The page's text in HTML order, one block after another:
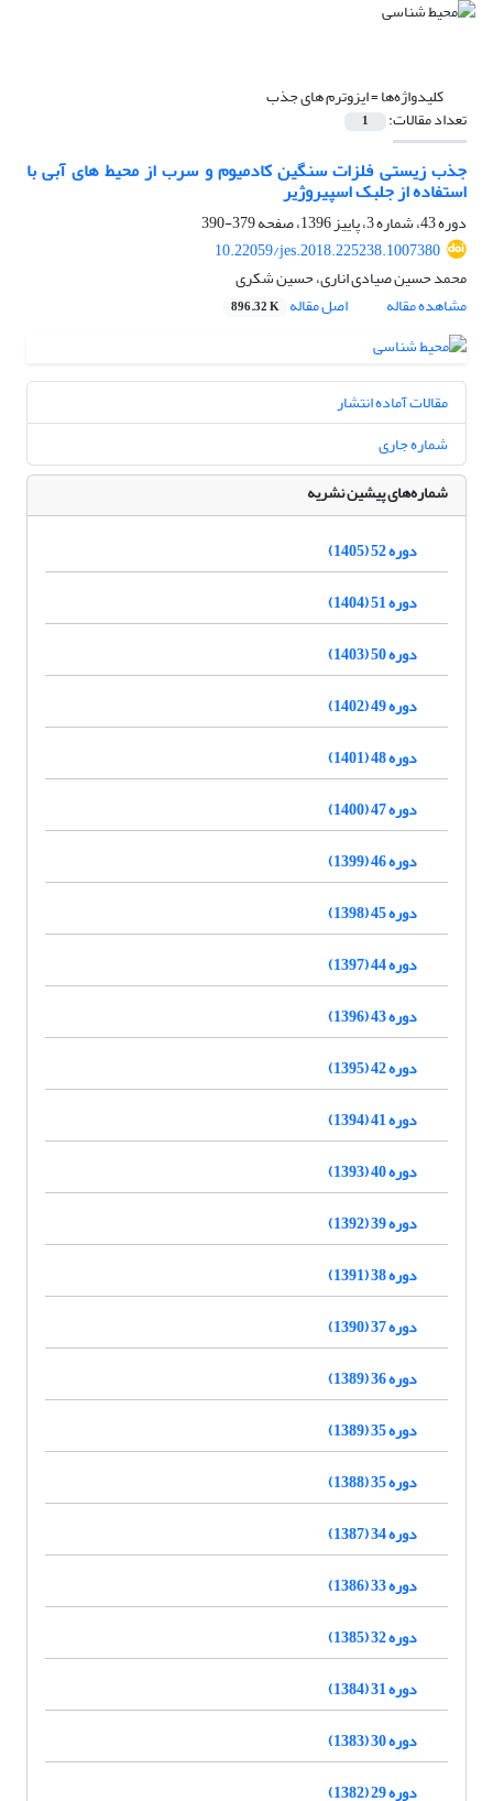
کلیدواژه‌ها =ایزوترم های جذب
تعداد مقالات: 1
جذب زیستی فلزات سنگین کادمیوم و سرب از محیط های آبی با
استفاده از جلبک اسپیروژیر
دوره 43، شماره 3، پاییز 1396، صفحه
379-390
10.22059/jes.2018.225238.1007380
محمد حسین صیادی اناری، حسین شکری
مشاهده مقاله
اصل مقاله 896.32 K
مقالات آماده انتشار
شماره جاری
شماره‌های پیشین نشریه
دوره 52 (1405)
دوره 51 (1404)
دوره 50 (1403)
دوره 49 (1402)
دوره 48 (1401)
دوره 47 (1400)
دوره 46 (1399)
دوره 45 (1398)
دوره 44 (1397)
دوره 43 (1396)
دوره 42 (1395)
دوره 41 (1394)
دوره 40 (1393)
دوره 39 (1392)
دوره 38 (1391)
دوره 37 (1390)
دوره 36 (1389)
دوره 35 (1389)
دوره 35 (1388)
دوره 34 (1387)
دوره 33 (1386)
دوره 32 (1385)
دوره 31 (1384)
دوره 30 (1383)
دوره 29 (1382)